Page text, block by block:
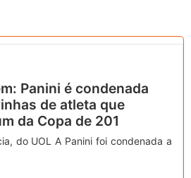
Panini é condenada
de atleta que
da Copa de 201
do UOL A Panini foi condenada a